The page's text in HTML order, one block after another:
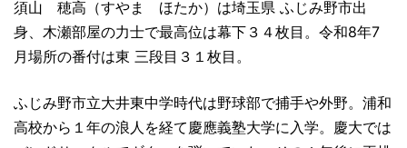
須山 穂高（すやま ほたか）は埼玉県 ふじみ野市出
身、木瀬部屋の力士で最高位は幕下３４枚目。令和8年7
月場所の番付は東 三段目３１枚目。
ふじみ野市立大井東中学時代は野球部で捕手や外野。浦和
高校から１年の浪人を経て慶應義塾大学に入学。慶大では